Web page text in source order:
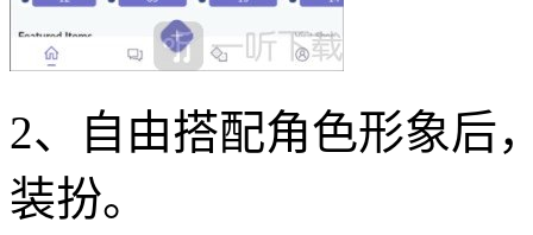
2、自由搭配角色形象后
装扮。